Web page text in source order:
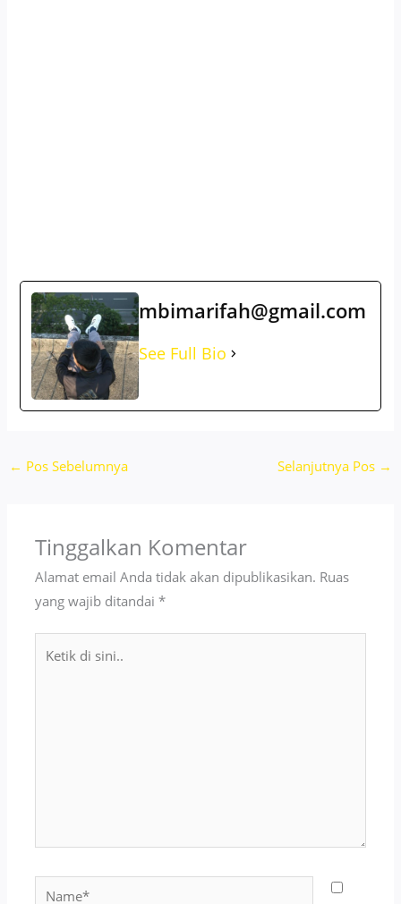
mbimarifah@gmail.com
See Full Bio
← Pos Sebelumnya Selanjutnya Pos →
Tinggalkan Komentar
Alamat email Anda tidak akan dipublikasikan. Ruas
yang wajib ditandai*